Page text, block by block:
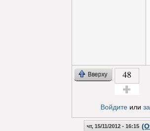
Вверху 48
Войдитеили
чт, 15/11/2012 - 16:15